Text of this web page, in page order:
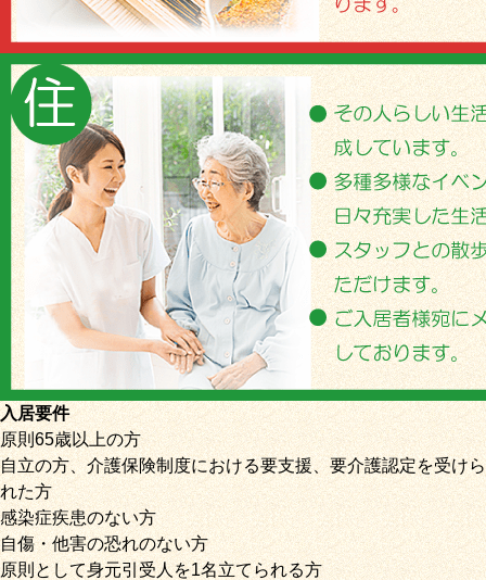
入居要件
原則65歳以上の方
自立の方、介護保険制度における要支援、要介護認定を受けら
れた方
感染症疾患のない方
自傷・他害の恐れのない方
原則として身元引受人を1名立てられる方